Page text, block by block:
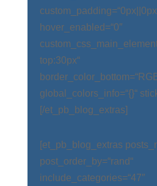
hover_enabled=“0″
top:30px“
global_colors_info=“{}“
[/et_pb_blog_extras]
[et_pb_blog_extras
post_order_by=“rand“
include_categories=“47″